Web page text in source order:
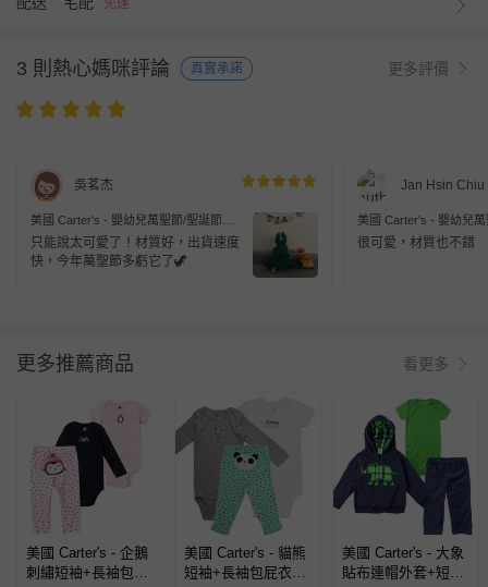
免運
3 則熱心媽咪評論 真實承諾 更多評價
吳茗杰
美國 Carter's - 嬰幼兒萬聖節/聖誕節造
型套裝二件組-調皮恐龍
只能說太可愛了！材質好，出貨速度
快，今年萬聖節多虧它了🦖
Jan Hsin Chiu
美國 Carter's - 嬰幼兒
型套裝二件組-調皮恐龍
很可愛，材質也不錯
更多推薦商品 看更多
美國 Carter's - 企鵝
刺繡短袖+長袖包屁
美國 Carter's - 貓熊
短袖+長袖包屁衣
美國 Carter's - 大象
貼布連帽外套+短袖